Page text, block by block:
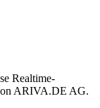
Realtime-
ARIVA.DE AG.